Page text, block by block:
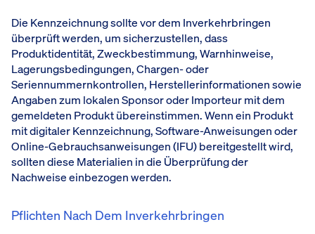
Die Kennzeichnung sollte vor dem Inverkehrbringen
überprüft werden, um sicherzustellen, dass
Produktidentität, Zweckbestimmung, Warnhinweise,
Lagerungsbedingungen, Chargen- oder
Seriennummernkontrollen, Herstellerinformationen sowie
Angaben zum lokalen Sponsor oder Importeur mit dem
gemeldeten Produkt übereinstimmen. Wenn ein Produkt
mit digitaler Kennzeichnung, Software-Anweisungen oder
Online-Gebrauchsanweisungen (IFU) bereitgestellt wird,
sollten diese Materialien in die Überprüfung der
Nachweise einbezogen werden.
Pflichten Nach Dem Inverkehrbringen